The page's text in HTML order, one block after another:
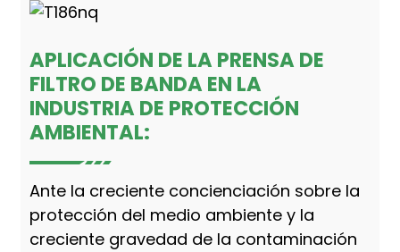
APLICACIÓN DE LA PRENSA DE
FILTRO DE BANDA EN LA
INDUSTRIA DE PROTECCIÓN
AMBIENTAL:
Ante la creciente concienciación sobre la
protección del medio ambiente y la
creciente gravedad de la contaminación